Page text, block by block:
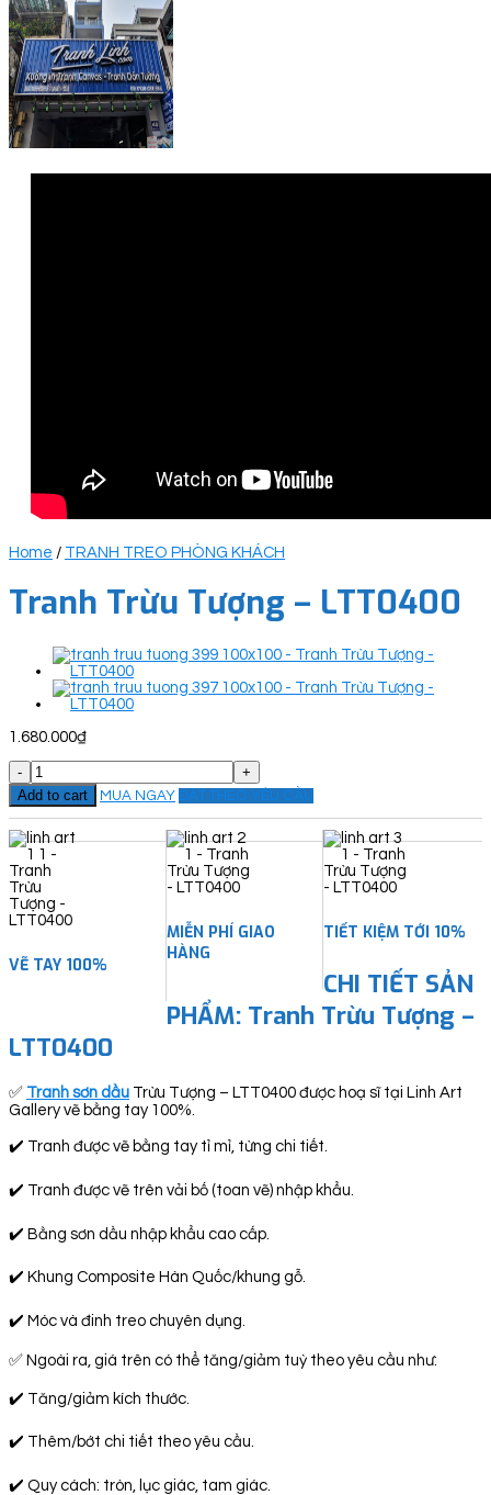
Home / TRANH TREO PHÒNG KHÁCH
Tranh Trừu Tượng – LTT0400
1.680.000₫
Tranh
Trừu
Tượng
-
LTT0400
quantity
Add to cart MUA NGAY ĐẶT THEO YÊU CẦU
VẼ TAY 100%
MIỄN PHÍ GIAO
HÀNG
TIẾT KIỆM TỚI 10%
CHI TIẾT SẢN
PHẨM: Tranh Trừu Tượng –
LTT0400
✅ Tranh sơn dầu Trừu Tượng – LTT0400 được hoạ sĩ tại Linh Art
Gallery vẽ bằng tay 100%.
✔️ Tranh được vẽ bằng tay tỉ mỉ, từng chi tiết.
✔️ Tranh được vẽ trên vải bố (toan vẽ) nhập khẩu.
✔️ Bằng sơn dầu nhập khẩu cao cấp.
✔️ Khung Composite Hàn Quốc/khung gỗ.
✔️ Móc và đinh treo chuyên dụng.
✅ Ngoài ra, giá trên có thể tăng/giảm tuỳ theo yêu cầu như:
✔️ Tăng/giảm kích thước.
✔️ Thêm/bớt chi tiết theo yêu cầu.
✔️ Quy cách: tròn, lục giác, tam giác.